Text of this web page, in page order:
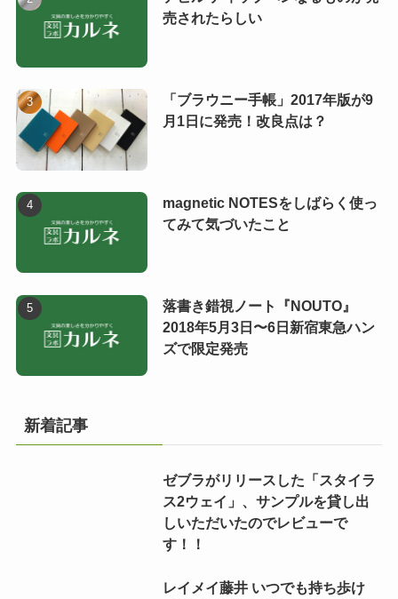
売されたらしい
「ブラウニー手帳」2017年版が9
月1日に発売！改良点は？
magnetic NOTESをしばらく使っ
てみて気づいたこと
落書き錯視ノート『NOUTO』
2018年5月3日〜6日新宿東急ハン
ズで限定発売
新着記事
ゼブラがリリースした「スタイラ
ス2ウェイ」、サンプルを貸し出
しいただいたのでレビューで
す！！
レイメイ藤井 いつでも持ち歩け